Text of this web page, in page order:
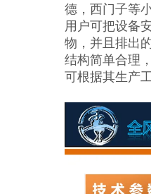
德，西门子等
用户可把设备
物，并且排出
结构简单合理
可根据其生产